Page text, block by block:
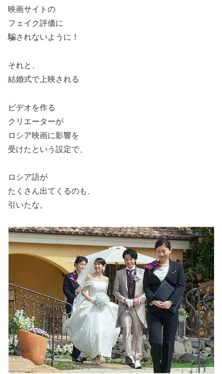
映画サイトの
フェイク評価に
騙されないように！
それと、
結婚式で上映される
ビデオを作る
クリエーターが
ロシア映画に影響を
受けたという設定で、
ロシア語が
たくさん出てくるのも、
引いたな。